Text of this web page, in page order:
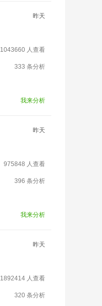
昨天
1043660 人查看
333 条分析
我来分析
昨天
975848 人查看
396 条分析
我来分析
昨天
1892414 人查看
320 条分析